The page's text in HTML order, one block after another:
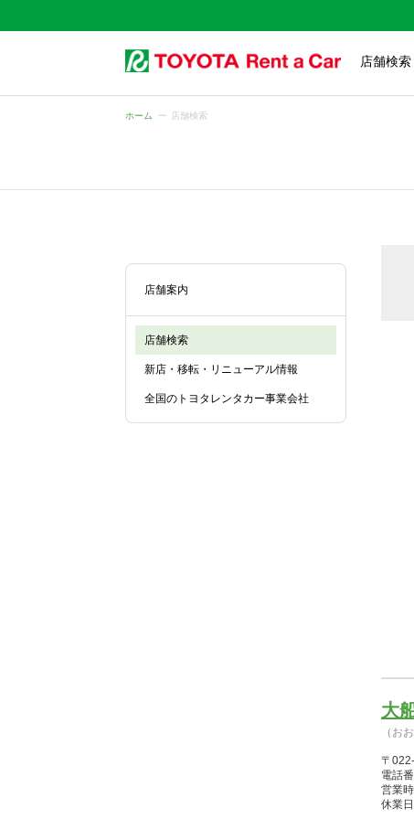
店舗検索
ホーム 店舗検索
店舗案内
店舗検索
新店・移転・リニューアル情報
全国のトヨタレンタカー事業会社
大
（お
〒
電話
営業
休業